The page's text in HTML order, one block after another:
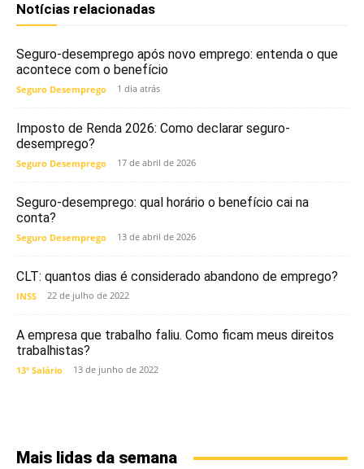
Notícias relacionadas
Seguro-desemprego após novo emprego: entenda o que
acontece com o benefício
Seguro Desemprego 1 dia atrás
Imposto de Renda 2026: Como declarar seguro-
desemprego?
Seguro Desemprego 17 de abril de 2026
Seguro-desemprego: qual horário o benefício cai na
conta?
Seguro Desemprego 13 de abril de 2026
CLT: quantos dias é considerado abandono de emprego?
INSS 22 de julho de 2022
A empresa que trabalho faliu. Como ficam meus direitos
trabalhistas?
13º Salário 13 de junho de 2022
Mais lidas da semana